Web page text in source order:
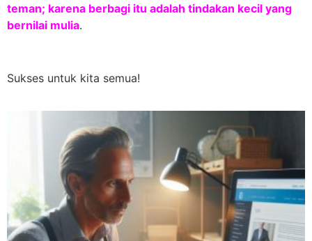
teman; karena berbagi itu adalah tindakan kecil yang
bernilai mulia.
Sukses untuk kita semua!